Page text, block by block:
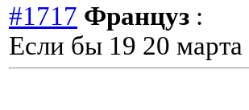
#1717 Француз :
Если бы 19 20